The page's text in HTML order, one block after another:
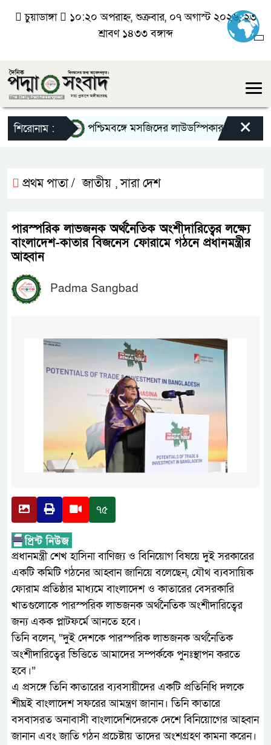
চুয়াডাঙ্গা
১০:২০ অপরাহ্ন, শুক্রবার, ০৭ অগাস্ট ২০২৬, ২৩
শ্রাবণ ১৪৩৩ বঙ্গাব্দ
শিরোনাম : পশ্চিমবঙ্গে মসজিদের লাউডস্পিকার অপসারণে
×
প্রথম পাতা / জাতীয় ,সারা দেশ
পারস্পরিক লাভজনক অর্থনৈতিক অংশীদারিত্বের লক্ষ্যে
বাংলাদেশ-কাতার বিজনেস ফোরামে গঠনে প্রধানমন্ত্রীর
আহ্বান
Padma Sangbad
৭৫
প্রধানমন্ত্রী শেখ হাসিনা বাণিজ্য ও বিনিয়োগ বিষয়ে দুই সরকারের
একটি কমিটি গঠনের আহ্বান জানিয়ে বলেছেন, যৌথ ব্যবসায়িক
ফোরাম প্রতিষ্ঠার মাধ্যমে বাংলাদেশ ও কাতারের বেসরকারি
খাতগুলোকে পারস্পরিক লাভজনক অর্থনৈতিক অংশীদারিত্বের
জন্য একক প্লাটফর্মে আনতে হবে।
তিনি বলেন, “দুই দেশকে পারস্পরিক লাভজনক অর্থনৈতিক
অংশীদারিত্বের ভিত্তিতে আমাদের সম্পর্ককে পুনঃস্থাপন করতে
হবে।”
এ প্রসঙ্গে তিনি কাতারের ব্যবসায়ীদের একটি প্রতিনিধি দলকে
শীঘ্রই বাংলাদেশ সফরের আমন্ত্রণ জানান। তিনি কাতারে
বসবাসরত অনাবাসী বাংলাদেশিদেরকে দেশে বিনিয়োগের আহ্বান
জানান এবং জাতি গঠন প্রচেষ্টায় তাদের অংশগ্রহণ কামনা করেন।